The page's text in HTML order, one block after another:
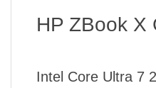
HP ZBook X
Intel Core Ultra 7